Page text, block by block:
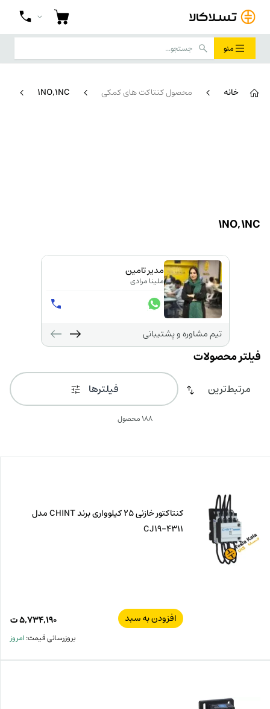
منو
خانه محصول کنتاکت های کمکی 1NO,1NC
1NO,1NC
188 محصول
فیلترها
کنتاکتور خازنی 25 کیلوواری برند CHINT مدل
CJ19-4311
افزودن به سبد ۵,۷۳۴,۱۹۰ت
بروزرسانی قیمت:امروز
مدیر تامین
ملینا مرادی
تیم مشاوره و پشتیبانی